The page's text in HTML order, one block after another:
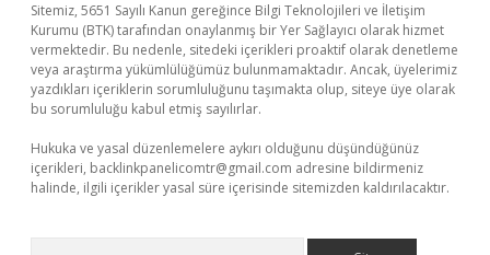
Sitemiz, 5651 Sayılı Kanun gereğince Bilgi Teknolojileri ve İletişim
Kurumu (BTK) tarafından onaylanmış bir Yer Sağlayıcı olarak hizmet
vermektedir. Bu nedenle, sitedeki içerikleri proaktif olarak denetleme
veya araştırma yükümlülüğümüz bulunmamaktadır. Ancak, üyelerimiz
yazdıkları içeriklerin sorumluluğunu taşımakta olup, siteye üye olarak
bu sorumluluğu kabul etmiş sayılırlar.
Hukuka ve yasal düzenlemelere aykırı olduğunu düşündüğünüz
içerikleri, backlinkpanelicomtr@gmail.com adresine bildirmeniz
halinde, ilgili içerikler yasal süre içerisinde sitemizden kaldırılacaktır.